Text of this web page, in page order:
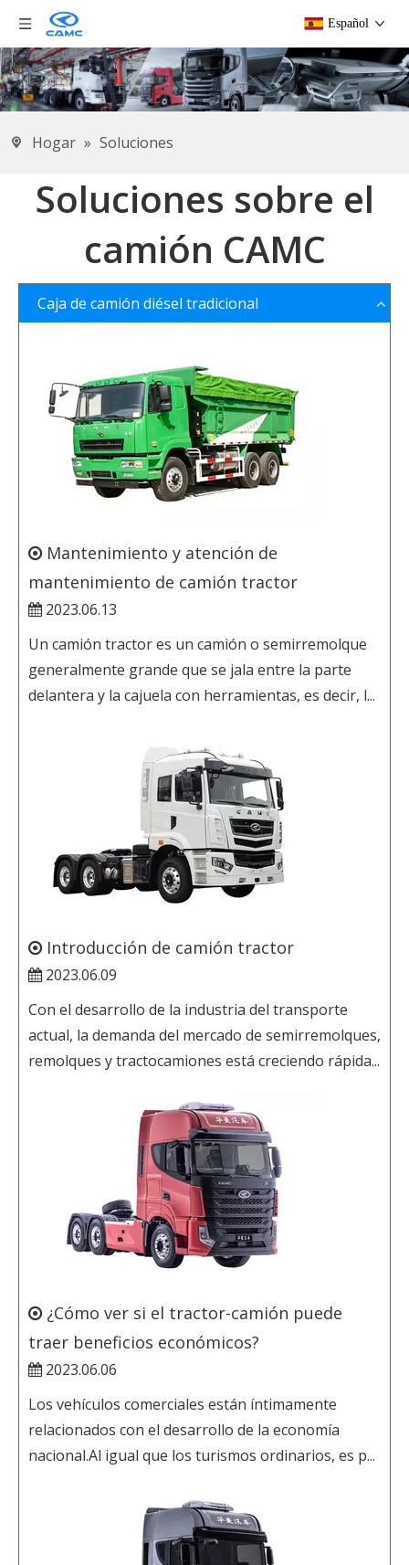
Español
Hogar » Soluciones
Soluciones sobre el
camión CAMC
Caja de camión diésel tradicional
Mantenimiento y atención de
mantenimiento de camión tractor
2023.06.13
Un camión tractor es un camión o semirremolque
generalmente grande que se jala entre la parte
delantera y la cajuela con herramientas, es decir, l...
Introducción de camión tractor
2023.06.09
Con el desarrollo de la industria del transporte
actual, la demanda del mercado de semirremolques,
remolques y tractocamiones está creciendo rápida...
¿Cómo ver si el tractor-camión puede
traer beneficios económicos?
2023.06.06
Los vehículos comerciales están íntimamente
relacionados con el desarrollo de la economía
nacional.Al igual que los turismos ordinarios, es p...